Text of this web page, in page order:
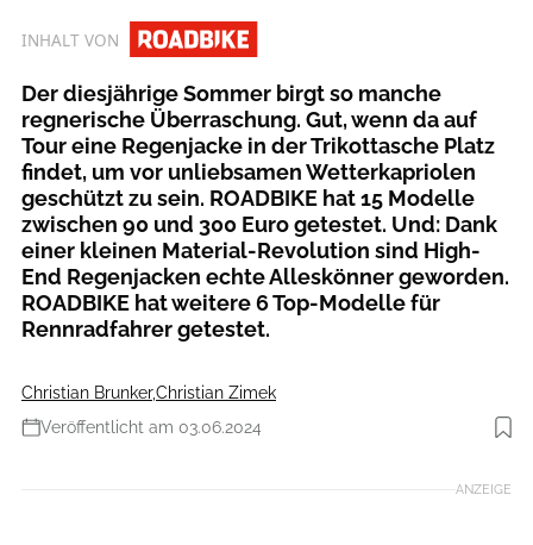
INHALT VON
Der diesjährige Sommer birgt so manche
regnerische Überraschung. Gut, wenn da auf
Tour eine Regenjacke in der Trikottasche Platz
findet, um vor unliebsamen Wetterkapriolen
geschützt zu sein. ROADBIKE hat 15 Modelle
zwischen 90 und 300 Euro getestet. Und: Dank
einer kleinen Material-Revolution sind High-
End Regenjacken echte Alleskönner geworden.
ROADBIKE hat weitere 6 Top-Modelle für
Rennradfahrer getestet.
Christian Brunker,Christian Zimek
Veröffentlicht am 03.06.2024
Foto: Gore/Manuel Ferrigato
ANZEIGE